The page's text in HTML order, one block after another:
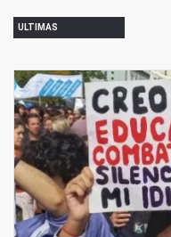
ULTIMAS